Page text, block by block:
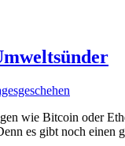
wie Bitcoin oder
es gibt noch